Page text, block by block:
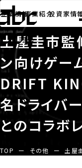
企業情報事業紹介投資家情
2021.07.20
土屋圭市監
ン向けゲー
DRIFT
名ドライバ
とのコラボ
TOP ー その他 ー 土屋